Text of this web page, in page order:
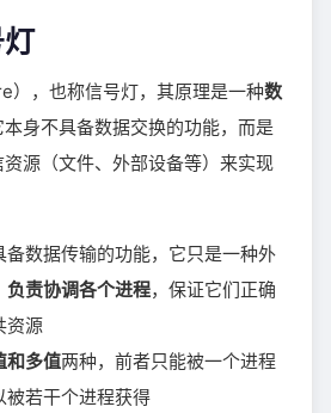
），也称信号灯，其原理是一种数
本身不具备数据交换的功能，而是
源（文件、外部设备等）来实现
备数据传输的功能，它只是一种外
负责协调各个进程，保证它们正确
资源
和多值两种，前者只能被一个进程
被若干个进程获得